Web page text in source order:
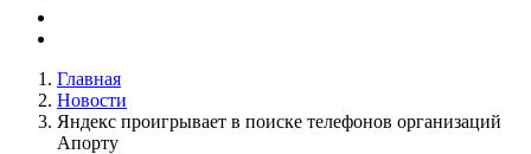
Главная
Новости
Яндекс проигрывает в поиске телефонов организаций
Апорту